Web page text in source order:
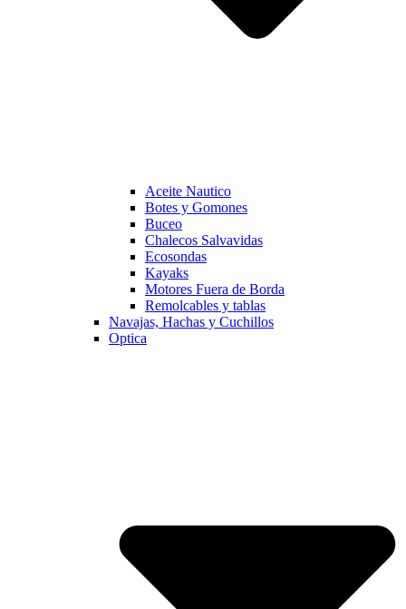
Aceite Nautico
Botes y Gomones
Buceo
Chalecos Salvavidas
Ecosondas
Kayaks
Motores Fuera de Borda
Remolcables y tablas
Navajas, Hachas y Cuchillos
Optica